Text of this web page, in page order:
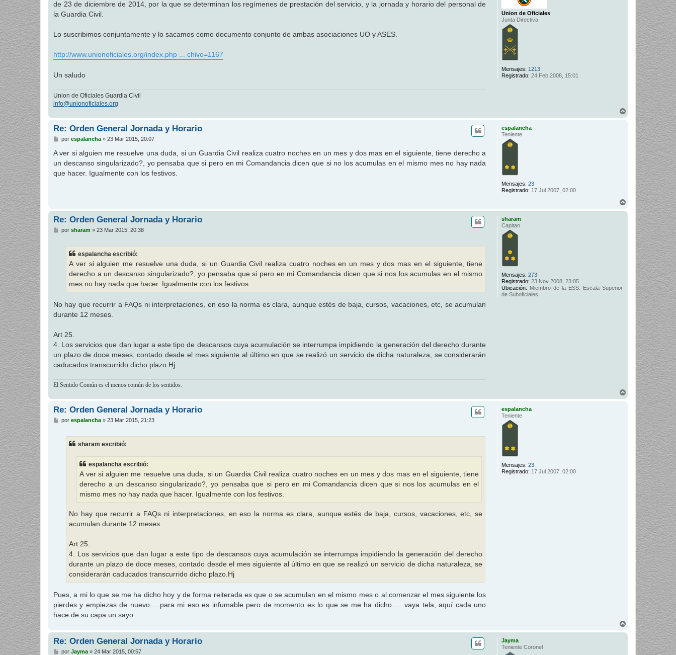
Union de Oficiales
Junta Directiva
Mensajes: 1213
Registrado: 24 Feb 2008, 15:01
a
de 23 de diciembre de 2014, por la que se determinan los regímenes de prestación del servicio, y la jornada y horario del personal de
la Guardia Civil.
Lo suscribimos conjuntamente y lo sacamos como documento conjunto de ambas asociaciones UO y ASES.
http://www.unionoficiales.org/index.php ... chivo=1167
Un saludo
Union de Oficiales Guardia Civil
info@unionoficiales.org
r
espalancha
Teniente
Mensajes: 23
Registrado: 17 Jul 2007, 02:00
Re: Orden General Jornada y Horario
M
n
a
j
e
por espalancha» 23 Mar 2015, 20:07
A ver si alguien me resuelve una duda, si un Guardia Civil realiza cuatro noches en un mes y dos mas en el siguiente, tiene derecho a
un descanso singularizado?, yo pensaba que si pero en mi Comandancia dicen que si no los acumulas en el mismo mes no hay nada
que hacer. Igualmente con los festivos.
sharam
Capitan
Mensajes: 273
Registrado: 23 Nov 2008, 23:05
Ubicación: Miembro de la ESS: Escala Superior
de Suboficiales
Re: Orden General Jornada y Horario
M
por sharam » 23 Mar 2015, 20:38
espalancha escribió:
A ver si alguien me resuelve una duda, si un Guardia Civil realiza cuatro noches en un mes y dos mas en el siguiente, tiene
derecho a un descanso singularizado?, yo pensaba que si pero en mi Comandancia dicen que si nos los acumulas en el mismo
mes no hay nada que hacer. Igualmente con los festivos.
No hay que recurrir a FAQs ni interpretaciones, en eso la norma es clara, aunque estés de baja, cursos, vacaciones, etc, se acumulan
durante 12 meses.
Art 25.
4. Los servicios que dan lugar a este tipo de descansos cuya acumulación se interrumpa impidiendo la generación del derecho durante
un plazo de doce meses, contado desde el mes siguiente al último en que se realizó un servicio de dicha naturaleza, se considerarán
caducados transcurrido dicho plazo.Hj
El Sentido Común es el menos común de los sentidos.
espalancha
Teniente
Mensajes: 23
Registrado: 17 Jul 2007, 02:00
Re: Orden General Jornada y Horario
M
por espalancha» 23 Mar 2015, 21:23
sharam escribió:
espalancha escribió:
A ver si alguien me resuelve una duda, si un Guardia Civil realiza cuatro noches en un mes y dos mas en el siguiente, tiene
derecho a un descanso singularizado?, yo pensaba que si pero en mi Comandancia dicen que si nos los acumulas en el
mismo mes no hay nada que hacer. Igualmente con los festivos.
No hay que recurrir a FAQs ni interpretaciones, en eso la norma es clara, aunque estés de baja, cursos, vacaciones, etc, se
acumulan durante 12 meses.
Art 25.
4. Los servicios que dan lugar a este tipo de descansos cuya acumulación se interrumpa impidiendo la generación del derecho
durante un plazo de doce meses, contado desde el mes siguiente al último en que se realizó un servicio de dicha naturaleza, se
considerarán caducados transcurrido dicho plazo.Hj
Pues, a mi lo que se me ha dicho hoy y de forma reiterada es que o se acumulan en el mismo mes o al comenzar el mes siguiente los
pierdes y empiezas de nuevo.....para mi eso es infumable pero de momento es lo que se me ha dicho..... vaya tela, aquí cada uno
hace de su capa un sayo
Jayma
Teniente Coronel
Re: Orden General Jornada y Horario
M
por Jayma» 24 Mar 2015, 00:57